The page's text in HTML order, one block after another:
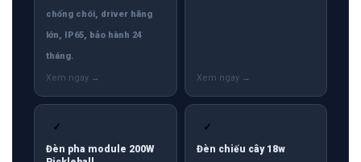
chống chói, driver hãng
lớn, IP65, bảo hành 24
tháng.
✓
Đèn pha module 200W
✓
Đèn chiếu cây 18w